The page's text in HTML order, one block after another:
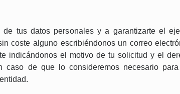
de tus datos personales y a garantizarte el
coste alguno escribiéndonos un correo
indicándonos el motivo de tu solicitud y el
de que lo consideremos necesario